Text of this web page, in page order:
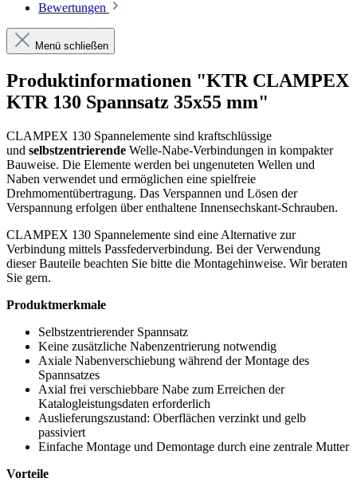
Bewertungen
Menü schließen
Produktinformationen "KTR CLAMPEX
KTR 130 Spannsatz 35x55 mm"
CLAMPEX 130 Spannelemente sind kraftschlüssige
und selbstzentrierende Welle-Nabe-Verbindungen in kompakter
Bauweise. Die Elemente werden bei ungenuteten Wellen und
Naben verwendet und ermöglichen eine spielfreie
Drehmomentübertragung. Das Verspannen und Lösen der
Verspannung erfolgen über enthaltene Innensechskant-Schrauben.
CLAMPEX 130 Spannelemente sind eine Alternative zur
Verbindung mittels Passfederverbindung. Bei der Verwendung
dieser Bauteile beachten Sie bitte die Montagehinweise. Wir beraten
Sie gern.
Produktmerkmale
Selbstzentrierender Spannsatz
Keine zusätzliche Nabenzentrierung notwendig
Axiale Nabenverschiebung während der Montage des
Spannsatzes
Axial frei verschiebbare Nabe zum Erreichen der
Katalogleistungsdaten erforderlich
Auslieferungszustand: Oberflächen verzinkt und gelb
passiviert
Einfache Montage und Demontage durch eine zentrale Mutter
Vorteile